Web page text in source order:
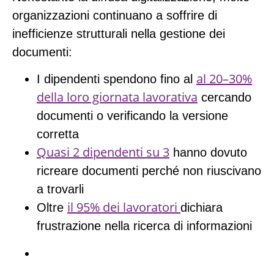
organizzazioni continuano a soffrire di
inefficienze strutturali nella gestione dei
documenti:
I dipendenti spendono fino al al 20–30%
della loro giornata lavorativa cercando
documenti o verificando la versione
corretta
Quasi 2 dipendenti su 3 hanno dovuto
ricreare documenti perché non riuscivano
a trovarli
Oltre il 95% dei lavoratori dichiara
frustrazione nella ricerca di informazioni